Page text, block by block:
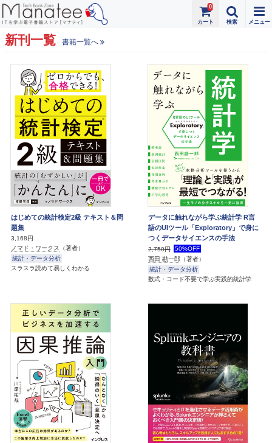
0
新刊一覧 書籍一覧へ
はじめての統計検定2級 テキスト＆問
題集
3,168円
ノマド・ワークス （著者）
統計・データ分析
スラスラ読めて易しくわかる
データに触れながら学ぶ統計学 R言
語のUIツール「Exploratory」で身に
つくデータサイエンスの手法
2,750円
50%OFF
西田 勘一郎 （著者）
統計・データ分析
数式・コード不要で学ぶ実践的統計学